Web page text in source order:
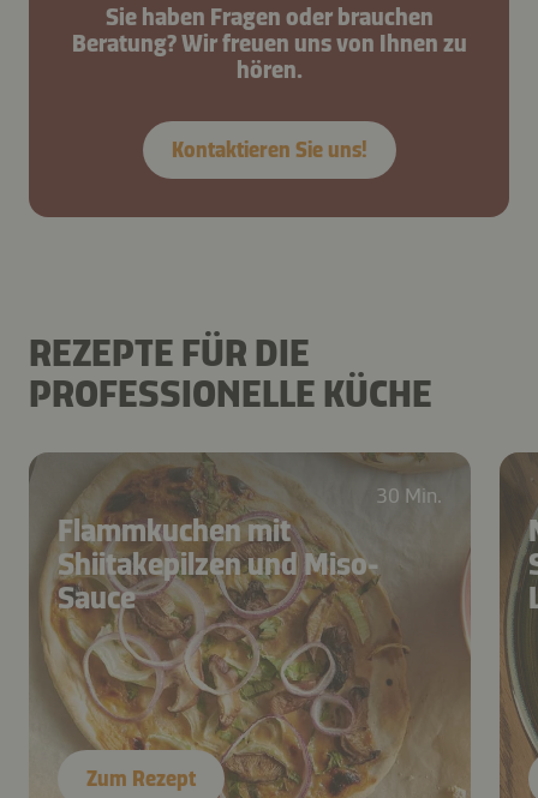
Sie haben Fragen oder brauchen
Beratung? Wir freuen uns von Ihnen zu
hören.
Kontaktieren Sie uns!
REZEPTE FÜR DIE
PROFESSIONELLE KÜCHE
30 Min.
Flammkuchen mit
Shiitakepilzen und Miso-
Sauce
Zum Rezept